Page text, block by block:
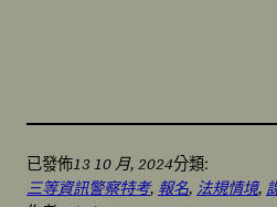
已發佈13 10 月, 2024分類:
三等資訊警察特考, 報名, 法規情境,